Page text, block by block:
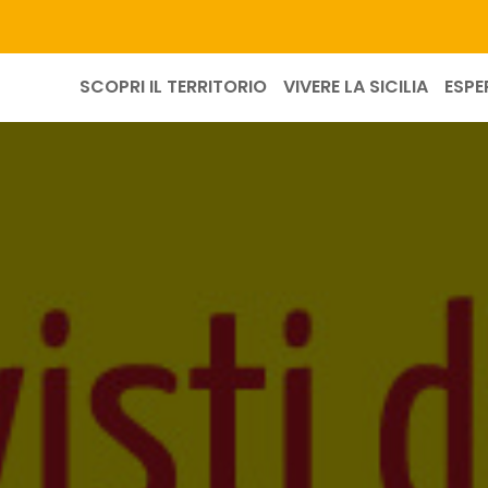
SCOPRI IL TERRITORIO VIVERE LA SICILIA